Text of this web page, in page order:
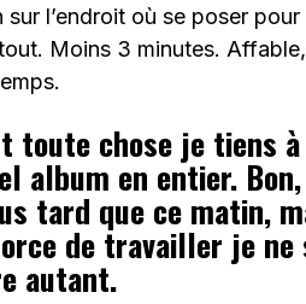
sur l’endroit où se poser
Moins 3 minutes.
toute chose je tiens
album en entier.
tard que ce matin,
de travailler je
autant.